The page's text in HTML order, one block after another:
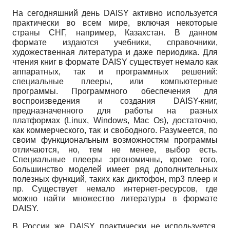
На сегодняшний день DAISY активно используется
практически во всем мире, включая некоторые
страны СНГ, например, Казахстан. В данном
формате издаются учебники, справочники,
художественная литература и даже периодика. Для
чтения книг в формате DAISY существует немало как
аппаратных, так и программных решений:
специальные плееры, или компьютерные
программы. Программного обеспечения для
воспроизведения и создания DAISY-книг,
предназначенного для работы на разных
платформах (Linux, Windows, Mac Os), достаточно,
как коммерческого, так и свободного. Разумеется, по
своим функциональным возможностям программы
отличаются, но, тем не менее, выбор есть.
Специальные плееры эргономичны, кроме того,
большинство моделей имеет ряд дополнительных
полезных функций, таких как диктофон, mp3 плеер и
пр. Существует немало интернет-ресурсов, где
можно найти множество литературы в формате
DAISY.
В России же DAISY практически не используется.